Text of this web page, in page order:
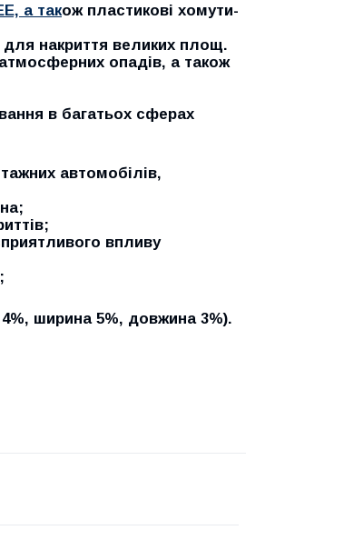
а також пластикові хомути-
накриття великих площ.
опадів, а також
в багатьох сферах
автомобілів,
впливу
ширина 5%, довжина 3%).